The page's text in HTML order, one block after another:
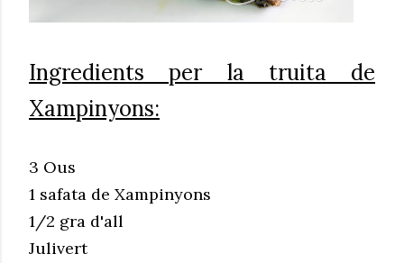
Ingredients per la truita de
Xampinyons:
3 Ous
1 safata de Xampinyons
1/2 gra d'all
Julivert